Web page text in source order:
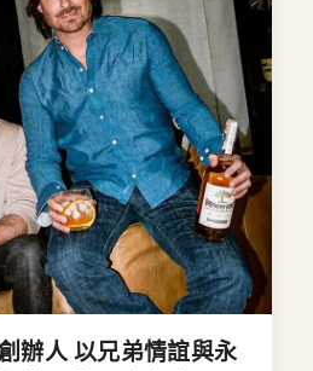
辦人 以兄弟情誼與永